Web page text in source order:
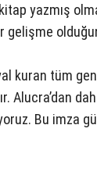
yazmış
gelişme
kuran tüm
Bu imza